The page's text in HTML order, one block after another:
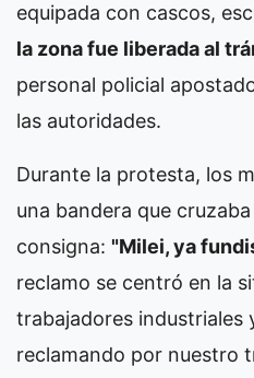
equipada con cascos,
la zona fue liberada al
personal policial
las autoridades.
Durante la protesta, los
una bandera que
consigna: "Milei, ya
reclamo se centró en la
trabajadores industriales
reclamando por nuestro